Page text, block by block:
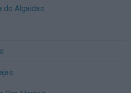
de Algaidas